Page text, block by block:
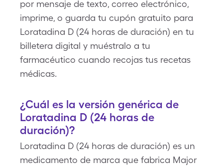
por mensaje de texto, correo electrónico,
imprime, o guarda tu cupón gratuito para
Loratadina D (24 horas de duración) en tu
billetera digital y muéstralo a tu
farmacéutico cuando recojas tus recetas
médicas.
¿Cuál es la versión genérica de
Loratadina D (24 horas de
duración)?
Loratadina D (24 horas de duración) es un
medicamento de marca que fabrica Major